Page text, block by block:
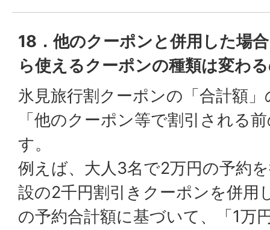
18．他のクーポンと併用した場
ら使えるクーポンの種類は変わ
氷見旅行割クーポンの「合計額
「他のクーポン等で割引される
す。
例えば、大人3名で2万円の予約
設の2千円割引きクーポンを併用
の予約合計額に基づいて、「1万